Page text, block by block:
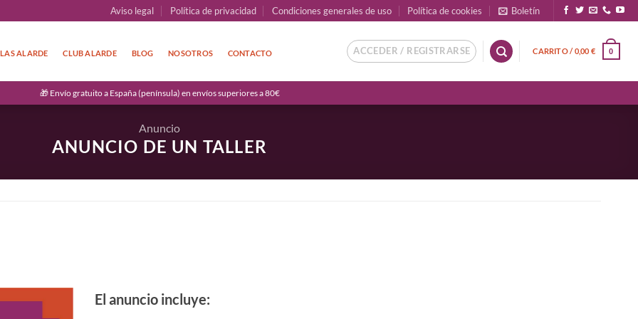
Aviso legal Política de privacidad Condiciones generales de uso Política de cookies Boletín
ALARDE CLUB ALARDE BLOG NOSOTROS CONTACTO ACCEDER / REGISTRARSE CARRITO /0,00 € 0
🎁 Envío gratuito a España (península) en envíos superiores a 80€
Anuncio
ANUNCIO DE UN TALLER
El anuncio incluye: